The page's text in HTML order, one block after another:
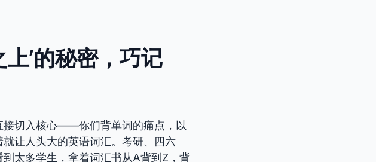
’的秘密，巧记
接切入核心——你们背单词的痛点，以
让人头大的英语词汇。考研、四六
太多学生，拿着词汇书从A背到Z，背